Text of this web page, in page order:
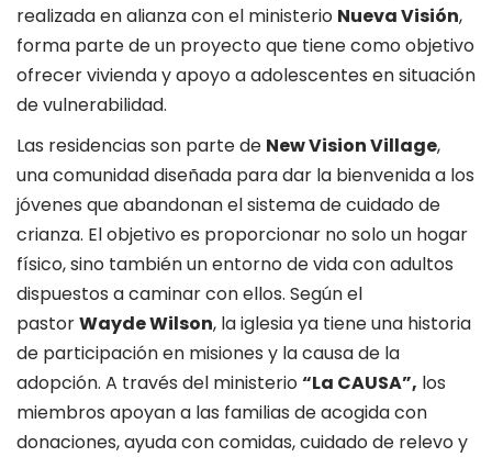
realizada en alianza con el ministerio Nueva Visión,
forma parte de un proyecto que tiene como objetivo
ofrecer vivienda y apoyo a adolescentes en situación
de vulnerabilidad.
Las residencias son parte de New Vision Village,
una comunidad diseñada para dar la bienvenida a los
jóvenes que abandonan el sistema de cuidado de
crianza. El objetivo es proporcionar no solo un hogar
físico, sino también un entorno de vida con adultos
dispuestos a caminar con ellos. Según el
pastorWayde Wilson, la iglesia ya tiene una historia
de participación en misiones y la causa de la
adopción. A través del ministerio“La CAUSA”, los
miembros apoyan a las familias de acogida con
donaciones, ayuda con comidas, cuidado de relevo y